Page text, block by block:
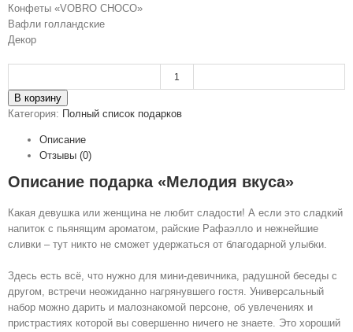
Конфеты «VOBRO CHOCO»
Вафли голландские
Декор
Количество
В корзину
Категория: Полный список подарков
Описание
Отзывы (0)
Описание подарка «Мелодия вкуса»
Какая девушка или женщина не любит сладости! А если это сладкий
напиток с пьянящим ароматом, райские Рафаэлло и нежнейшие
сливки – тут никто не сможет удержаться от благодарной улыбки.
Здесь есть всё, что нужно для мини-девичника, радушной беседы с
другом, встречи неожиданно нагрянувшего гостя. Универсальный
набор можно дарить и малознакомой персоне, об увлечениях и
пристрастиях которой вы совершенно ничего не знаете. Это хороший